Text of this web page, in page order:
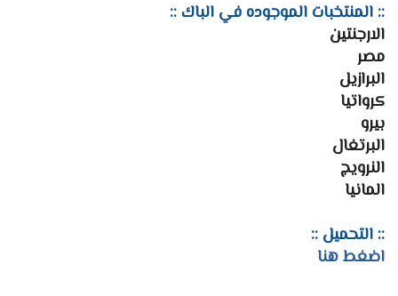
:: المنتخبات الموجوده في الباك ::
الارجنتين
مصر
البرازيل
كرواتيا
بيرو
البرتغال
النرويج
المانيا
:: التحميل ::
اضغط هنا